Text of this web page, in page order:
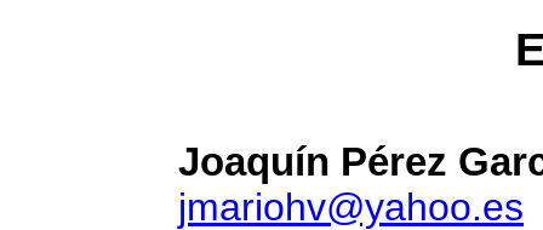
Joaquín Pérez
jmariohv@yahoo.es